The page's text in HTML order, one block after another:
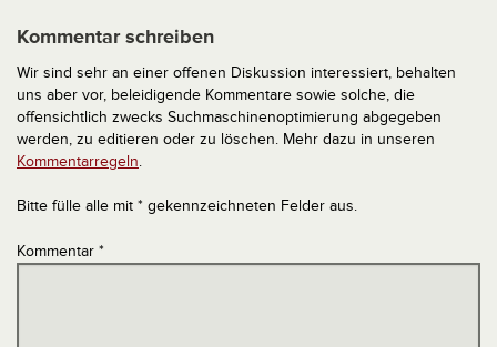
Kommentar schreiben
Wir sind sehr an einer offenen Diskussion interessiert, behalten
uns aber vor, beleidigende Kommentare sowie solche, die
offensichtlich zwecks Suchmaschinenoptimierung abgegeben
werden, zu editieren oder zu löschen. Mehr dazu in unseren
Kommentarregeln.
Bitte fülle alle mit * gekennzeichneten Felder aus.
Kommentar *